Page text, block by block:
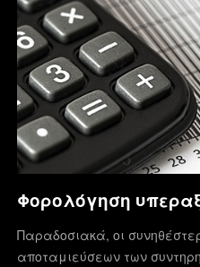
Φορολόγηση
Παραδοσιακά, οι
αποταμιεύσεων των